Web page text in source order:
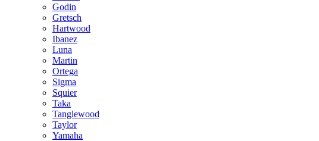
Godin
Gretsch
Hartwood
Ibanez
Luna
Martin
Ortega
Sigma
Squier
Taka
Tanglewood
Taylor
Yamaha